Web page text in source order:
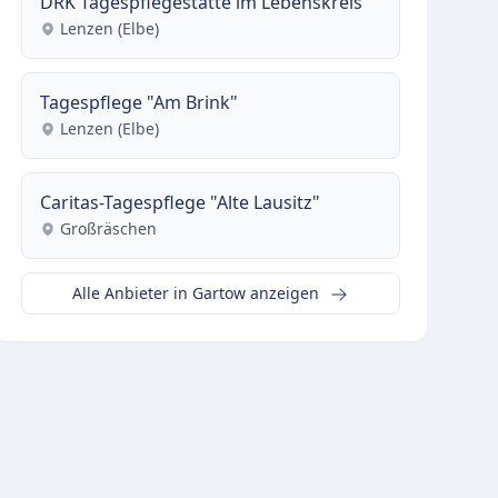
Lenzen (Elbe)
Tagespflege "Am Brink"
Lenzen (Elbe)
Caritas-Tagespflege "Alte Lausitz"
Großräschen
Alle Anbieter in Gartow anzeigen